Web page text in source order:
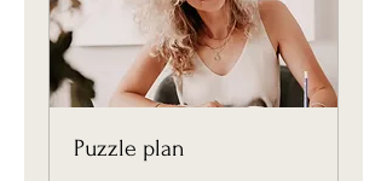
Puzzle plan